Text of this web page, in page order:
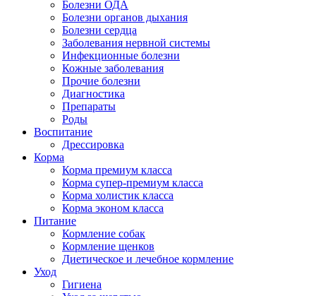
Болезни ОДА
Болезни органов дыхания
Болезни сердца
Заболевания нервной системы
Инфекционные болезни
Кожные заболевания
Прочие болезни
Диагностика
Препараты
Роды
Воспитание
Дрессировка
Корма
Корма премиум класса
Корма супер-премиум класса
Корма холистик класса
Корма эконом класса
Питание
Кормление собак
Кормление щенков
Диетическое и лечебное кормление
Уход
Гигиена